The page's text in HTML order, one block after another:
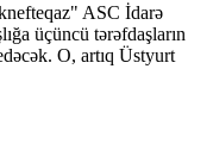
ASC İdarə
üçüncü tərəfdaşların
O, artıq Üstyurt